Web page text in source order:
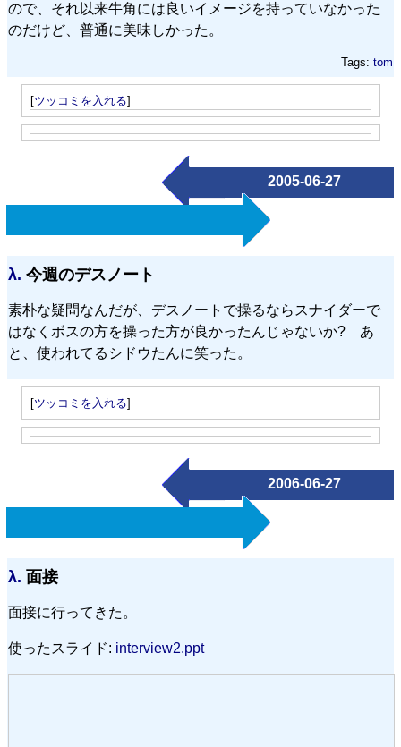
ので、それ以来牛角には良いイメージを持っていなかった
のだけど、普通に美味しかった。
Tags: tom
[ツッコミを入れる]
2005-06-27
λ. 今週のデスノート
素朴な疑問なんだが、デスノートで操るならスナイダーで
はなくボスの方を操った方が良かったんじゃないか? あ
と、使われてるシドウたんに笑った。
[ツッコミを入れる]
2006-06-27
λ. 面接
面接に行ってきた。
使ったスライド: interview2.ppt